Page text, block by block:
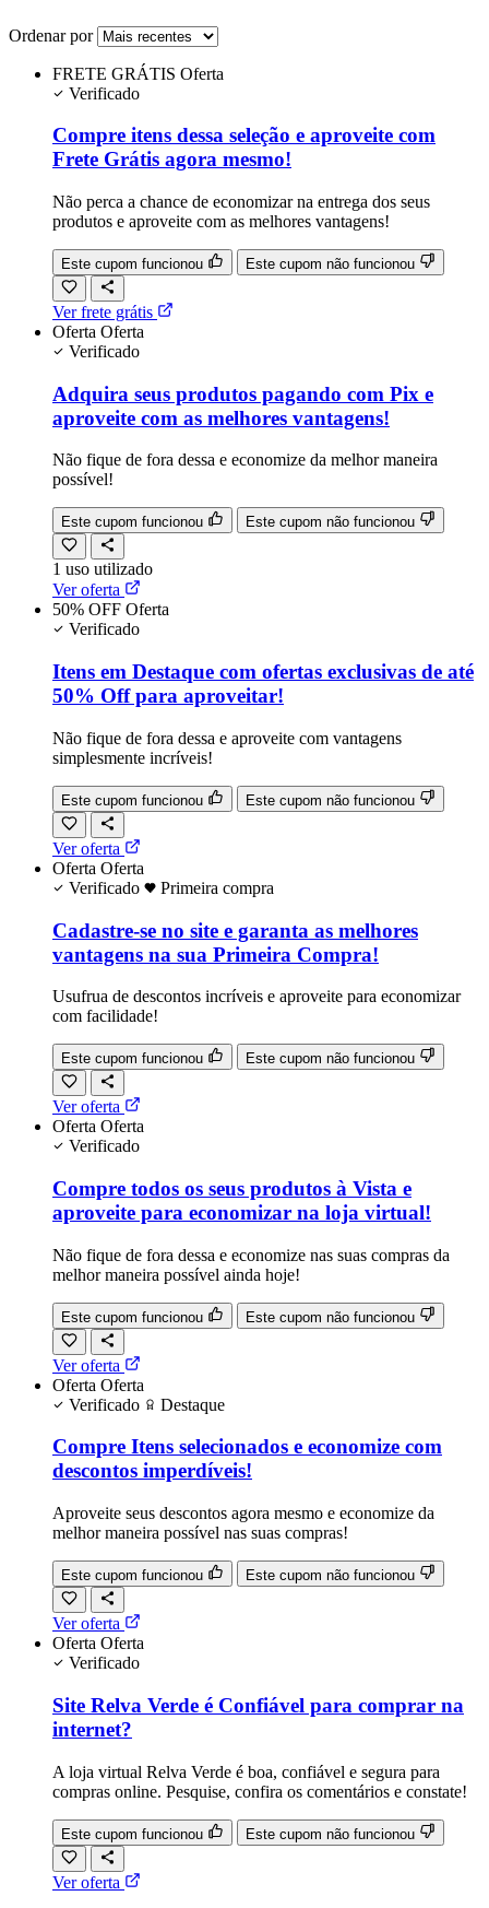
Ordenar por
FRETE GRÁTIS Oferta
Verificado
Compre itens dessa seleção e aproveite com
Frete Grátis agora mesmo!
Não perca a chance de economizar na entrega dos seus
produtos e aproveite com as melhores vantagens!
Este cupom funcionou Este cupom não funcionou
Ver frete grátis
Oferta Oferta
Verificado
Adquira seus produtos pagando com Pix e
aproveite com as melhores vantagens!
Não fique de fora dessa e economize da melhor maneira
possível!
Este cupom funcionou Este cupom não funcionou
1 uso utilizado
Ver oferta
50% OFF Oferta
Verificado
Itens em Destaque com ofertas exclusivas de até
50% Off para aproveitar!
Não fique de fora dessa e aproveite com vantagens
simplesmente incríveis!
Este cupom funcionou Este cupom não funcionou
Ver oferta
Oferta Oferta
Verificado
Primeira compra
Cadastre-se no site e garanta as melhores
vantagens na sua Primeira Compra!
Usufrua de descontos incríveis e aproveite para economizar
com facilidade!
Este cupom funcionou Este cupom não funcionou
Ver oferta
Oferta Oferta
Verificado
Compre todos os seus produtos à Vista e
aproveite para economizar na loja virtual!
Não fique de fora dessa e economize nas suas compras da
melhor maneira possível ainda hoje!
Este cupom funcionou Este cupom não funcionou
Ver oferta
Oferta Oferta
Verificado
Destaque
Compre Itens selecionados e economize com
descontos imperdíveis!
Aproveite seus descontos agora mesmo e economize da
melhor maneira possível nas suas compras!
Este cupom funcionou Este cupom não funcionou
Ver oferta
Oferta Oferta
Verificado
Site Relva Verde é Confiável para comprar na
internet?
A loja virtual Relva Verde é boa, confiável e segura para
compras online. Pesquise, confira os comentários e constate!
Este cupom funcionou Este cupom não funcionou
Ver oferta